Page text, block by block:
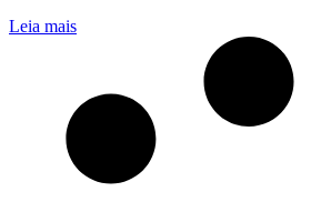
Leia mais